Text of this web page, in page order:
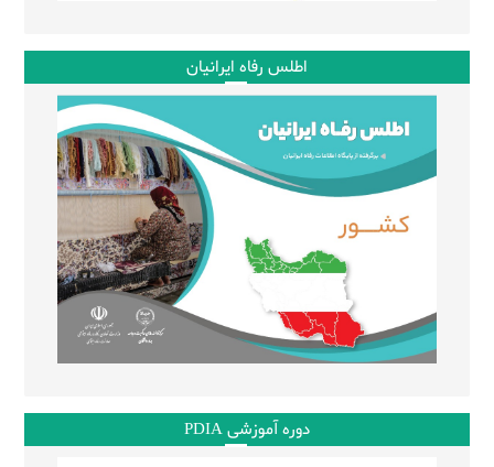
اطلس رفاه ایرانیان
دوره آموزشی PDIA